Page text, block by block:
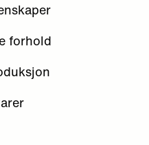
forhold